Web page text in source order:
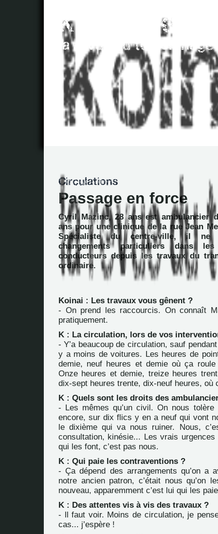
Passage en force
Cyril Mazinc, 28 ans est ambulancier
ans pour une clinique de la rue Jean
Spécialiste du centre-ville, il ne
changements particuliers dans
conducteurs depuis les travaux du
ordinaire.
Koinai : Les travaux vous gênent ?
- On prend les raccourcis. On connaît
pratiquement.
K : La circulation, lors de vos
- Y’a beaucoup de circulation, sauf
y a moins de voitures. Les heures de
demie, neuf heures et demie où ça roule
Onze heures et demie, treize heures
dix-sept heures trente, dix-neuf heures, où
K : Quels sont les droits des
- Les mêmes qu’un civil. On nous
encore, sur dix flics y en a neuf qui vont
le dixième qui va nous ruiner. Nous,
consultation, kinésie... Les vrais urgences
qui les font, c’est pas nous.
K : Qui paie les contraventions ?
- Ça dépend des arrangements qu’on a
notre ancien patron, c’était nous qu’on
nouveau, apparemment c’est lui qui les
K : Des attentes vis à vis des travaux ?
- ll faut voir. Moins de circulation, je
cas... j’espère !